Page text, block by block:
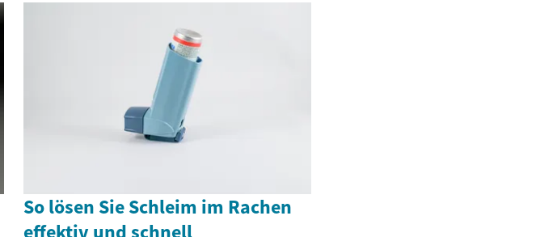
So lösen Sie Schleim im Rachen
effektiv und schnell